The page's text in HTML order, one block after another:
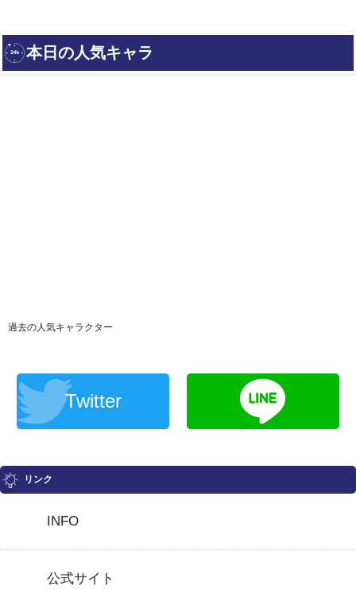
過去の人気キャラクター
Twitter
リンク
INFO
公式サイト